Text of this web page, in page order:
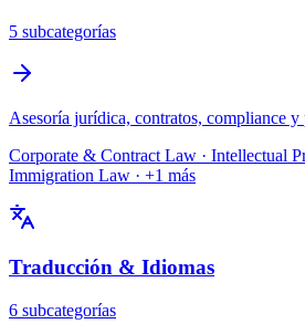
5 subcategorías
Asesoría jurídica, contratos, compliance y
Corporate & Contract Law · Intellectual
Immigration Law · +1 más
Traducción & Idiomas
6 subcategorías